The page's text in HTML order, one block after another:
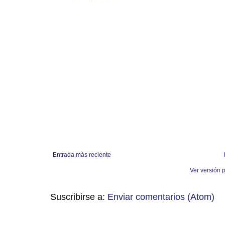
Entrada más reciente
Ver versión
Suscribirse a: Enviar comentarios (Atom)